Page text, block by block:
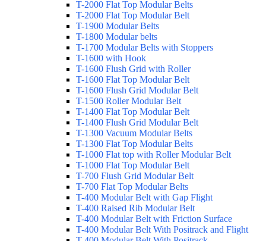
T-2000 Flat Top Modular Belts
T-2000 Flat Top Modular Belt
T-1900 Modular Belts
T-1800 Modular belts
T-1700 Modular Belts with Stoppers
T-1600 with Hook
T-1600 Flush Grid with Roller
T-1600 Flat Top Modular Belt
T-1600 Flush Grid Modular Belt
T-1500 Roller Modular Belt
T-1400 Flat Top Modular Belt
T-1400 Flush Grid Modular Belt
T-1300 Vacuum Modular Belts
T-1300 Flat Top Modular Belts
T-1000 Flat top with Roller Modular Belt
T-1000 Flat Top Modular Belt
T-700 Flush Grid Modular Belt
T-700 Flat Top Modular Belts
T-400 Modular Belt with Gap Flight
T-400 Raised Rib Modular Belt
T-400 Modular Belt with Friction Surface
T-400 Modular Belt With Positrack and Flight